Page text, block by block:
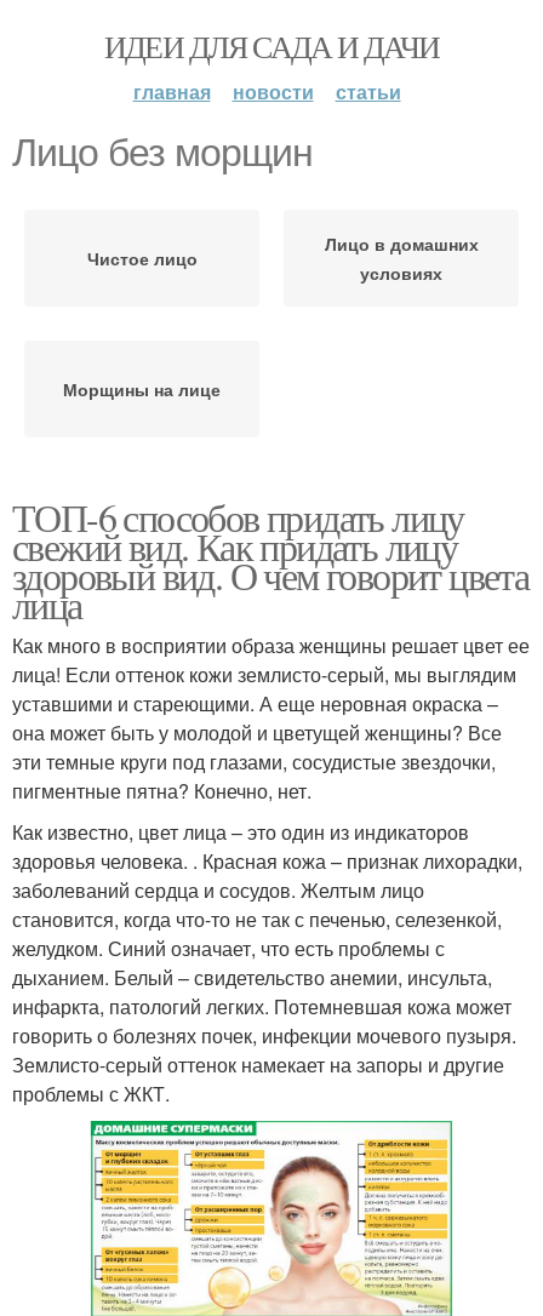
ИДЕИ ДЛЯ САДА И ДАЧИ
главная новости статьи
Лицо без морщин
Чистое лицо
Лицо в домашних
условиях
Морщины на лице
ТОП-6 способов придать лицу
свежий вид. Как придать лицу
здоровый вид. О чем говорит цвета
лица
Как много в восприятии образа женщины решает цвет ее
лица! Если оттенок кожи землисто-серый, мы выглядим
уставшими и стареющими. А еще неровная окраска –
она может быть у молодой и цветущей женщины? Все
эти темные круги под глазами, сосудистые звездочки,
пигментные пятна? Конечно, нет.
Как известно, цвет лица – это один из индикаторов
здоровья человека. . Красная кожа – признак лихорадки,
заболеваний сердца и сосудов. Желтым лицо
становится, когда что-то не так с печенью, селезенкой,
желудком. Синий означает, что есть проблемы с
дыханием. Белый – свидетельство анемии, инсульта,
инфаркта, патологий легких. Потемневшая кожа может
говорить о болезнях почек, инфекции мочевого пузыря.
Землисто-серый оттенок намекает на запоры и другие
проблемы с ЖКТ.